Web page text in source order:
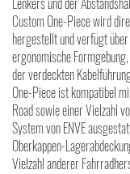
Custom One-Piece wird
hergestellt und verfügt
ergonomische
der verdeckten
One-Piece ist kompatibel
Road sowie einer Vielzahl
System von ENVE
Oberkappen-
Vielzahl anderer